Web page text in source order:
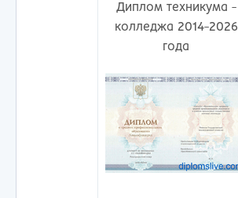
Диплом техникума -
колледжа 2014-2026
года